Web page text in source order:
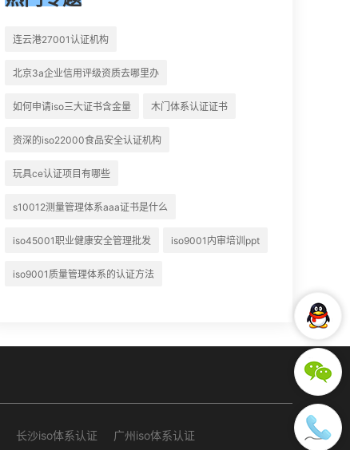
连云港27001认证机构
北京3a企业信用评级资质去哪里办
如何申请iso三大证书含金量 木门体系认证证书
资深的iso22000食品安全认证机构
玩具ce认证项目有哪些
s10012测量管理体系aaa证书是什么
iso45001职业健康安全管理批发 iso9001内审培训ppt
iso9001质量管理体系的认证方法
长沙iso体系认证 广州iso体系认证